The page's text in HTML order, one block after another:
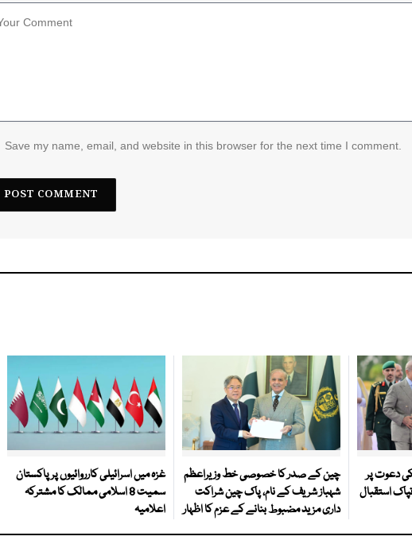
Save my name, email, and website in this browser for the next time I comment.
دعوت پر
استقبال
چین کے صدر کا خصوصی خط وزیراعظم
شہباز شریف کے نام، پاک چین شراکت
داری مزید مضبوط بنانے کے عزم کا اظہار
غزہ میں اسرائیلی کارروائیوں پر پاکستان
سمیت 8 اسلامی ممالک کا مشترکہ
اعلامیہ